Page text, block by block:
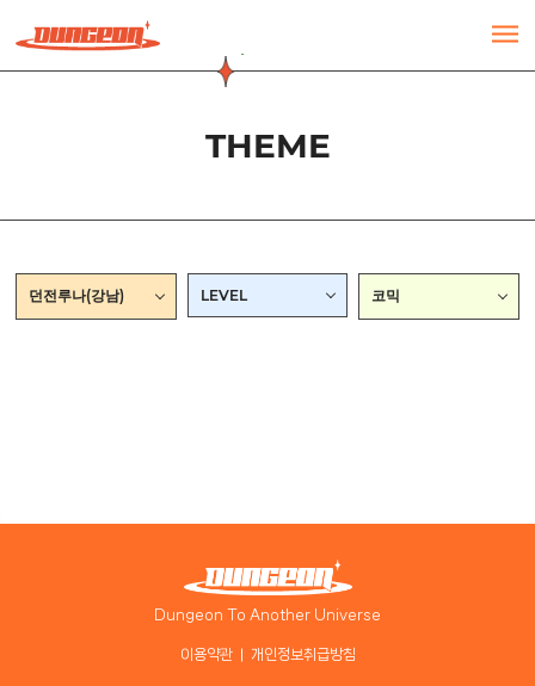
THEME
던전루나(강남) LEVEL 코믹
Dungeon To Another Universe
이용약관 개인정보취급방침